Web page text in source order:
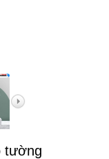
tường